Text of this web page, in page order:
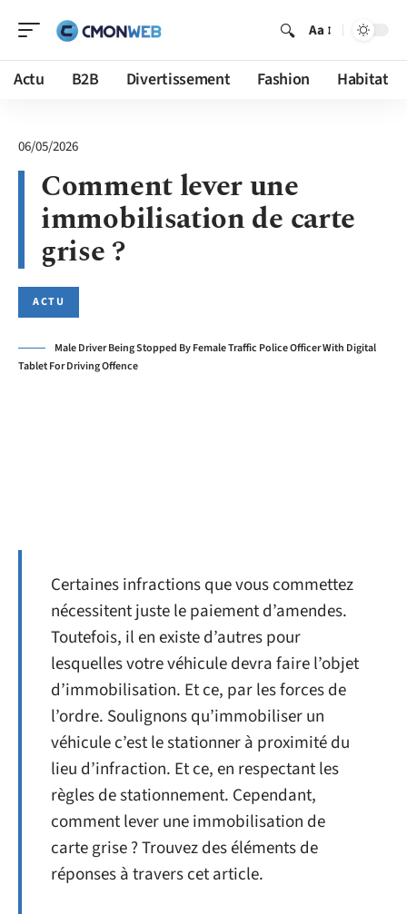
Aa
Actu B2B Divertissement Fashion Habitat
Male Driver Being Stopped By Female Traffic Police Officer With Digital
Tablet For Driving Offence
06/05/2026
Comment lever une
immobilisation de carte
grise ?
ACTU
Certaines infractions que vous commettez
nécessitent juste le paiement d’amendes.
Toutefois, il en existe d’autres pour
lesquelles votre véhicule devra faire l’objet
d’immobilisation. Et ce, par les forces de
l’ordre. Soulignons qu’immobiliser un
véhicule c’est le stationner à proximité du
lieu d’infraction. Et ce, en respectant les
règles de stationnement. Cependant,
comment lever une immobilisation de
carte grise ? Trouvez des éléments de
réponses à travers cet article.